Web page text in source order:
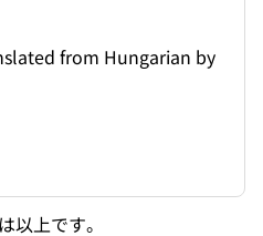
from Hungarian by
以上です。